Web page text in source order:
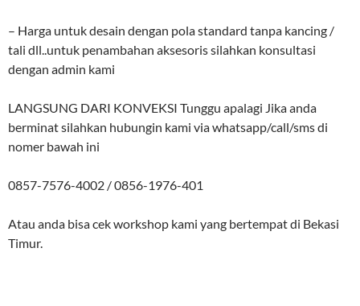
– Harga untuk desain dengan pola standard tanpa kancing /
tali dll..untuk penambahan aksesoris silahkan konsultasi
dengan admin kami
LANGSUNG DARI KONVEKSI Tunggu apalagi Jika anda
berminat silahkan hubungin kami via whatsapp/call/sms di
nomer bawah ini
0857-7576-4002 / 0856-1976-401
Atau anda bisa cek workshop kami yang bertempat di Bekasi
Timur.